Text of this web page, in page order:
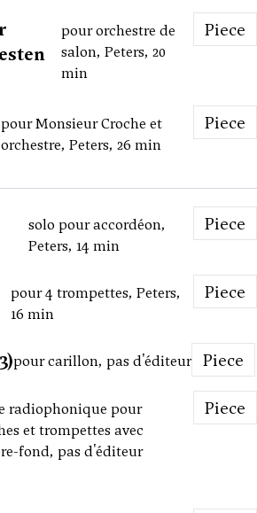
pour orchestre de
salon, Peters, 20
min
Piece
pour Monsieur Croche et
orchestre, Peters, 26 min
Piece
solo pour accordéon,
Peters, 14 min
Piece
pour 4 trompettes, Peters,
16 min
Piece
pour carillon, pas d'éditeur Piece
radiophonique pour
et trompettes avec
fond, pas d'éditeur
Piece